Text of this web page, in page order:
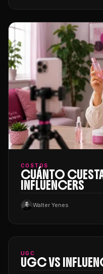
COSTOS
CUÁNTO
INFLUENCERS
Walter Yenes
UGC
UGC VS